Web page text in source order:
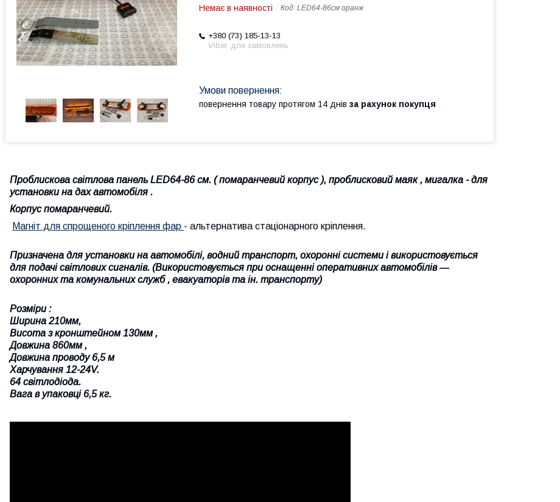
Немає в наявності Код: LED64-86см оранж
+380 (73) 185-13-13
Viber. для замовлень
повернення товару протягом 14 днів за рахунок покупця
Проблискова світлова панель LED64-86 см. ( помаранчевий корпус ), проблисковий маяк , мигалка - для
установки на дах автомобіля .
Корпус помаранчевий.
Магніт для спрощеного кріплення фар - альтернатива стаціонарного кріплення.
Призначена для установки на автомобілі, водний транспорт, охоронні системи і використовується
для подачі світлових сигналів. (Використовується при оснащенні оперативних автомобілів ―
охоронних та комунальних служб , евакуаторів та ін. транспорту)
Розміри :
Ширина 210мм,
Висота з кронштейном 130мм ,
Довжина 860мм ,
Довжина проводу 6,5 м
Харчування 12-24V.
64 світлодіода.
Вага в упаковці 6,5 кг.